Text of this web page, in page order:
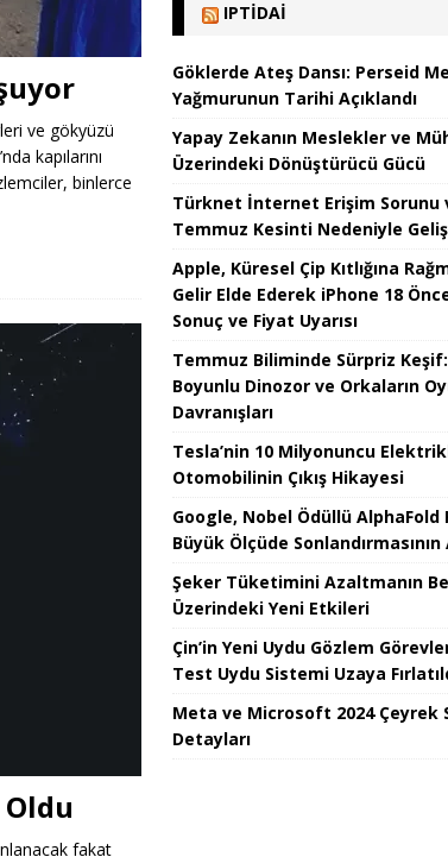
ve gökyüzü
kapılarını
binlerce
fakat
IPTIDAI
Göklerde Ateş Dansı: Perseid
Yağmurunun Tarihi Açıklandı
Yapay Zekanın Meslekler ve
Üzerindeki Dönüştürücü Gücü
Türknet İnternet Erişim Sorunu
Temmuz Kesinti Nedeniyle
Apple, Küresel Çip Kıtlığına
Gelir Elde Ederek iPhone 18
Sonuç ve Fiyat Uyarısı
Temmuz Biliminde Sürpriz
Boyunlu Dinozor ve Orkaların
Davranışları
Tesla’nin 10 Milyonuncu
Otomobilinin Çıkış Hikayesi
Google, Nobel Ödüllü AlphaFold
Büyük Ölçüde Sonlandırmasının
Şeker Tüketimini Azaltmanın
Üzerindeki Yeni Etkileri
Çin’in Yeni Uydu Gözlem
Test Uydu Sistemi Uzaya
Meta ve Microsoft 2024 Çeyrek
Detayları